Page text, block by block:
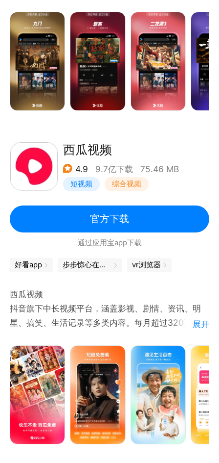
《一斩苍穹》菜刀砍神带队掀翻腐朽仙界
《悬案》17集2案！人性罪与罚
《千香》宋威龙鞠婧祎宿敌纠缠
《二龙湖3》浩哥逆袭 情财双收
《东大高武学院》爽看！现代都市碰撞东方修仙
《沧元图》看孟川执刀斩妖邪 雷霆护众生
《云深不知梦 特别篇》斩尽前尘恨，拔剑救世人！
《翘楚》陈都灵周翊然掀翻野心局
《光阴之外 年番》光阴之外年番 狠辣少年末世屠神
《师兄啊师兄》师兄啊师兄最终季 战天道改大劫
《熊出没·年年有熊》熊强组合超能冒险
《雨霖铃》杨洋新剧！御猫展昭江湖除恶
《黑夜告白》潘粤明、王鹤棣联手追凶18年
《月鳞绮纪》群妖剧本杀画皮难画心
《沧元图 第三季》赛博水墨炸燃视听盛宴
西瓜视频
4.9 9.7亿下载 75.46 MB
短视频 综合视频
官方下载
通过应用宝app下载
好看app 步步惊心在哪看 vr浏览器
西瓜视频
抖音旗下中长视频平台，涵盖影视、剧情、资讯、明
星、搞笑、生活记录等多类内容。每月超过320万创作
【来西瓜视频 免费看短剧还能领金币】
全场短剧免费看，一边看一边在赚金币！ 免费短剧看
越多赚越多，连续签到领取翻倍金币奖励！
都市言情、逆袭复仇、穿越脑洞、恋爱豪门、赘婿逆袭
等多品类剧目，海量短剧应有尽有；操作简单，轻轻一
点即可开始爽剧之旅，支持支持倍速观看、跳集播放、
展开